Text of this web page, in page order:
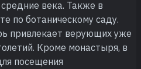
века. Также в
по ботаническому саду.
привлекает верующих уже
Кроме монастыря, в
посещения